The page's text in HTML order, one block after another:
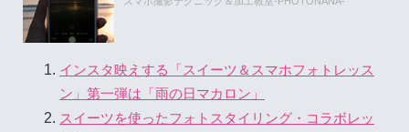
インスタ映えする「スイーツ＆スマホフォトレッス
ン」第一弾は「雨の日マカロン」
スイーツを使ったフォトスタイリング・コラボレッ